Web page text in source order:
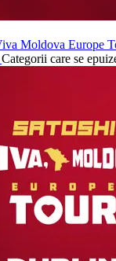
Moldova Europe
Categorii care se